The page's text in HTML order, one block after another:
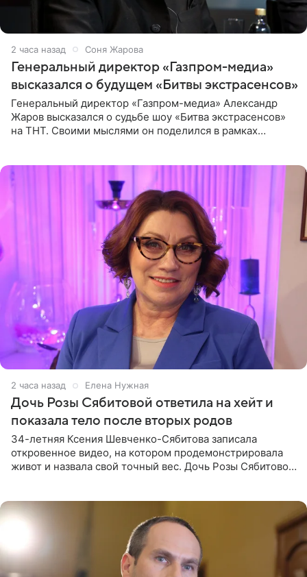
2 часа назад Соня Жарова
Генеральный директор «Газпром-медиа»
высказался о будущем «Битвы экстрасенсов»
Генеральный директор «Газпром-медиа» Александр
Жаров высказался о судьбе шоу «Битва экстрасенсов»
на ТНТ. Своими мыслями он поделился в рамках
2 часа назад Елена Нужная
Дочь Розы Сябитовой ответила на хейт и
показала тело после вторых родов
34-летняя Ксения Шевченко-Сябитова записала
откровенное видео, на котором продемонстрировала
живот и назвала свой точный вес. Дочь Розы Сябитовой